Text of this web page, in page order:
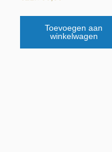
Toevoegen aan
winkelwagen